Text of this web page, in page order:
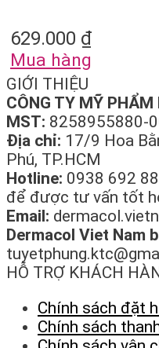
629.000 ₫
Mua hàng
GIỚI THIỆU
CÔNG TY MỸ PHẨM
MST: 8258955880-
Địa chỉ: 17/9 Hoa
Phú, TP.HCM
Hotline: 0938 692
để được tư vấn tốt
Email:
Dermacol Viet Nam
HỖ TRỢ KHÁCH
Chính sách đặt
Chính sách